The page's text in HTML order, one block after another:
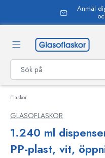
Anmäl
Flaskor
GLASOFLASKOR
1.240 ml
PP-plast, vit,